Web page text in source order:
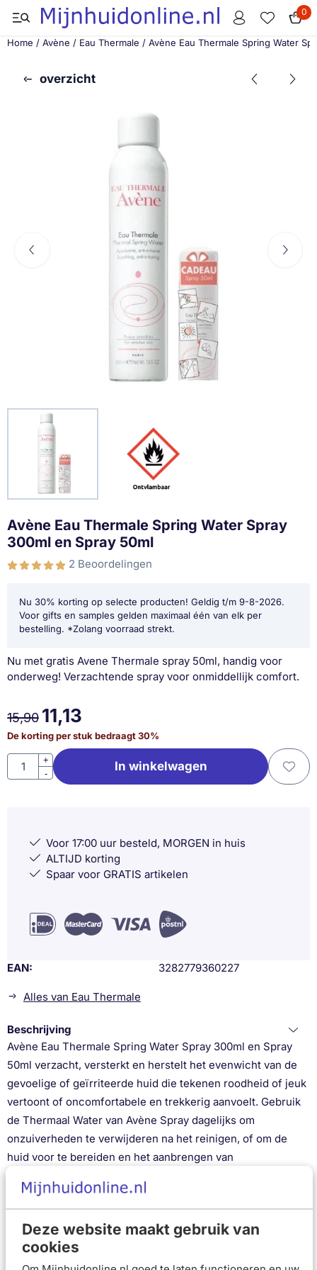
Deze website maakt gebruik van
cookies
Cookievoorkeuren zijn momenteel gesloten. 0
Home / Avène / Eau Thermale / Avène Eau Thermale Spring Water
overzicht
Avène Eau Thermale Spring Water Spray
300ml en Spray 50ml
2 Beoordelingen
Nu 30% korting op selecte producten! Geldig t/m 9-8-2026.
Voor gifts en samples gelden maximaal één van elk per
bestelling. *Zolang voorraad strekt.
Nu met gratis Avene Thermale spray 50ml, handig voor
onderweg! Verzachtende spray voor onmiddellijk comfort.
15,90 11,13
De korting per stuk bedraagt30%
Aantal
+
-
In winkelwagen
Voor 17:00 uur besteld, MORGEN in huis
ALTIJD korting
Spaar voor GRATIS artikelen
EAN 3282779360227
Alles van Eau Thermale
Beschrijving
Avène Eau Thermale Spring Water Spray 300ml en Spray
50ml verzacht, versterkt en herstelt het evenwicht van de
gevoelige of geïrriteerde huid die tekenen roodheid of jeuk
vertoont of oncomfortabele en trekkerig aanvoelt. Gebruik
de Thermaal Water van Avène Spray dagelijks om
onzuiverheden te verwijderen na het reinigen, of om de
huid voor te bereiden en het aanbrengen van
Thermaal Water van Avène Spray is geschikt voor het hele
gezin en gaat droogheid tegen, voor een gekalmeerde,
versterkte en gezonde huid. *De huid is tot 30% minder
gevoelig na 5minuten en tot 64% tijdens de eerste week